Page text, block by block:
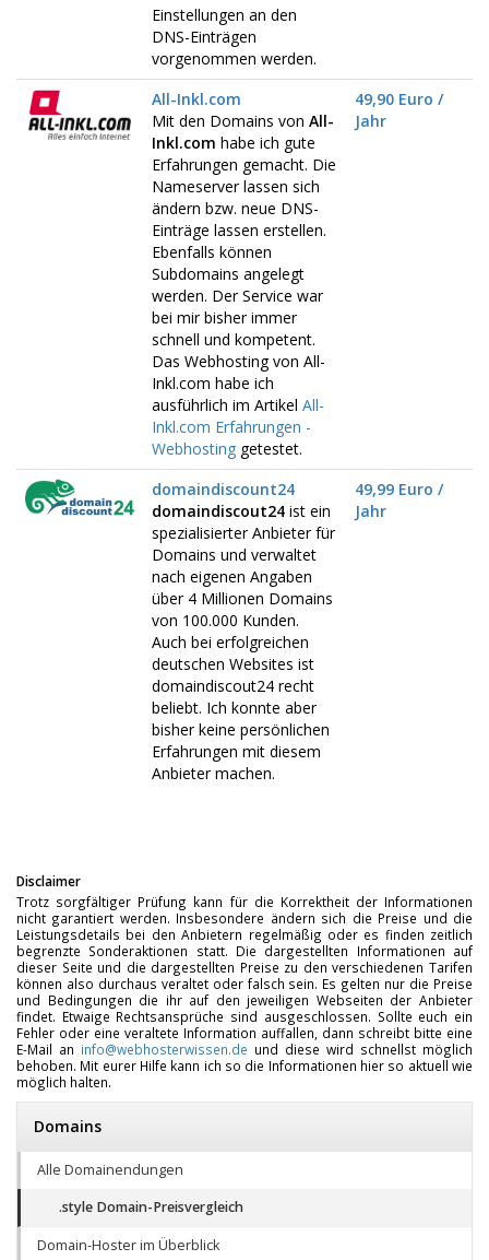
Einstellungen an den
DNS-Einträgen
vorgenommen werden.
All-Inkl.com
Mit den Domains von All-
Inkl.com habe ich gute
Erfahrungen gemacht. Die
Nameserver lassen sich
ändern bzw. neue DNS-
Einträge lassen erstellen.
Ebenfalls können
Subdomains angelegt
werden. Der Service war
bei mir bisher immer
schnell und kompetent.
Das Webhosting von All-
Inkl.com habe ich
ausführlich im Artikel All-
Inkl.com Erfahrungen -
Webhosting getestet.
49,90 Euro /
Jahr
domaindiscount24
domaindiscout24 ist ein
spezialisierter Anbieter für
Domains und verwaltet
nach eigenen Angaben
über 4 Millionen Domains
von 100.000 Kunden.
Auch bei erfolgreichen
deutschen Websites ist
domaindiscout24 recht
beliebt. Ich konnte aber
bisher keine persönlichen
Erfahrungen mit diesem
Anbieter machen.
49,99 Euro /
Jahr
Disclaimer
Trotz sorgfältiger Prüfung kann für die Korrektheit der Informationen
nicht garantiert werden. Insbesondere ändern sich die Preise und die
Leistungsdetails bei den Anbietern regelmäßig oder es finden zeitlich
begrenzte Sonderaktionen statt. Die dargestellten Informationen auf
dieser Seite und die dargestellten Preise zu den verschiedenen Tarifen
können also durchaus veraltet oder falsch sein. Es gelten nur die Preise
und Bedingungen die ihr auf den jeweiligen Webseiten der Anbieter
findet. Etwaige Rechtsansprüche sind ausgeschlossen. Sollte euch ein
Fehler oder eine veraltete Information auffallen, dann schreibt bitte eine
E-Mail an info@webhosterwissen.de und diese wird schnellst möglich
behoben. Mit eurer Hilfe kann ich so die Informationen hier so aktuell wie
möglich halten.
Domains
Alle Domainendungen
.style Domain-Preisvergleich
Domain-Hoster im Überblick